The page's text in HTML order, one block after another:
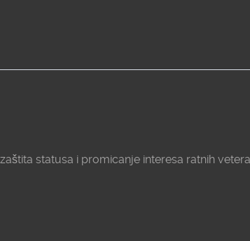
statusa i promicanje interesa ratnih